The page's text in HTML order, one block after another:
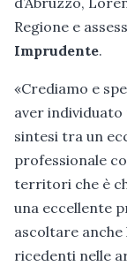
Regione e
Imprudente.
«Crediamo e
aver
sintesi tra un
professionale
territori che è
una eccellente
ascoltare
ricedenti nelle